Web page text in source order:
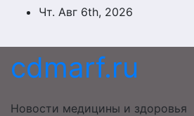
ПерейтиЧт. Авг 6th, 2026
cdmarf.ru
Новости медицины и здоровья